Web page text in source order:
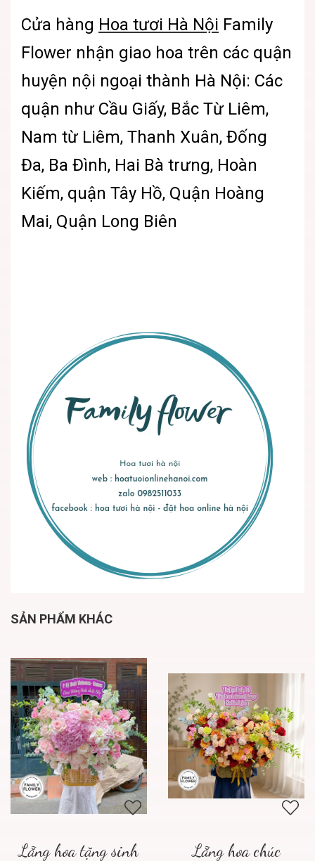
Cửa hàng Hoa tươi Hà Nội Family
Flower nhận giao hoa trên các quận
huyện nội ngoại thành Hà Nội: Các
quận như Cầu Giấy, Bắc Từ Liêm,
Nam từ Liêm, Thanh Xuân, Đống
Đa, Ba Đình, Hai Bà trưng, Hoàn
Kiếm, quận Tây Hồ, Quận Hoàng
Mai, Quận Long Biên
SẢN PHẨM KHÁC
Lẵng hoa tặng sinh Lẵng hoa chúc